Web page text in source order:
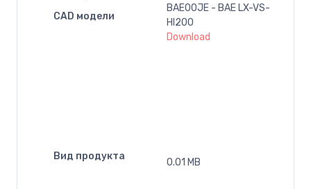
CAD модели
BAE00JE - BAE LX-VS-
HI200
Вид продукта
Download
0.01 MB